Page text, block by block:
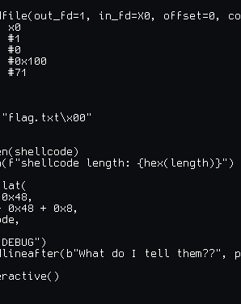
in_fd=X0, offset=0,
x0
#1
#0
#0x100
#71
length: {hex(length)}")
0x48 + 0x8,
do I tell them??",